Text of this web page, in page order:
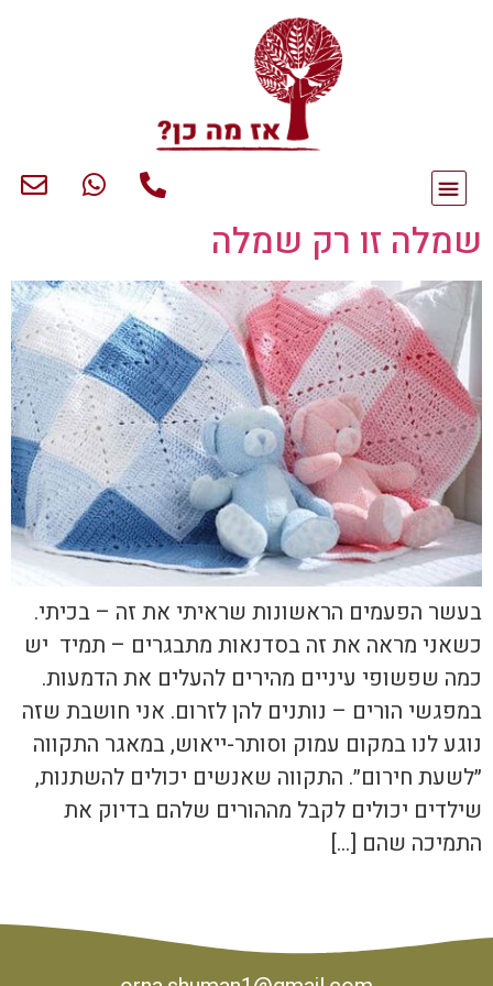
שמלה זו רק שמלה
בעשר הפעמים הראשונות שראיתי את זה – בכיתי.
כשאני מראה את זה בסדנאות מתבגרים – תמיד יש
כמה שפשופי עיניים מהירים להעלים את הדמעות.
במפגשי הורים – נותנים להן לזרום. אני חושבת שזה
נוגע לנו במקום עמוק וסותר-ייאוש, במאגר התקווה
״לשעת חירום״. התקווה שאנשים יכולים להשתנות,
שילדים יכולים לקבל מההורים שלהם בדיוק את
התמיכה שהם […]